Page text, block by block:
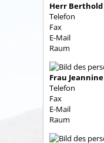
Herr Berthold
Telefon
Fax
E-Mail
Raum
Frau Jeannine
Telefon
Fax
E-Mail
Raum